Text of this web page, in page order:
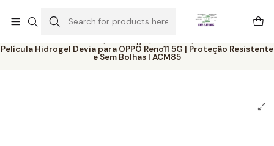
Home Catálogo
Películas
Película Hidrogel Devia para OPPO Reno11 5G | Proteção Resistente
e Sem Bolhas | ACM85